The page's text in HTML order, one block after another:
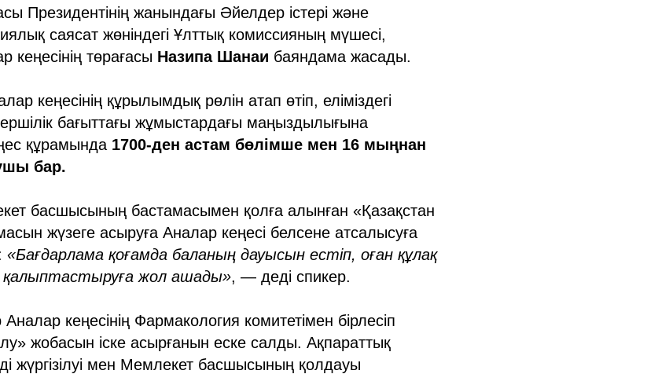
Президентінің жанындағы Әйелдер істері және
саясат жөніндегі Ұлттық комиссияның мүшесі,
кеңесінің төрағасы Назипа Шанаи баяндама жасады.
кеңесінің құрылымдық рөлін атап өтіп, еліміздегі
бағыттағы жұмыстардағы маңыздылығына
құрамында 1700-ден астам бөлімше мен 16 мыңнан
бар.
басшысының бастамасымен қолға алынған «Қазақстан
жүзеге асыруға Аналар кеңесі белсене атсалысуға
«Бағдарлама қоғамда баланың дауысын естіп, оған құлақ
жол ашады», — деді спикер.
кеңесінің Фармакология комитетімен бірлесіп
жобасын іске асырғанын еске салды. Ақпараттық
жүргізілуі мен Мемлекет басшысының қолдауы